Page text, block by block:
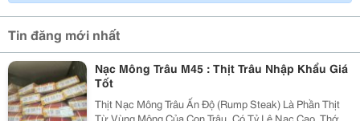
Tin đăng mới nhất
Nạc Mông Trâu M45 : Thịt Trâu Nhập Khẩu Giá
Tốt
Thịt Nạc Mông Trâu Ấn Độ (Rump Steak) Là Phần Thịt
Từ Vùng Mông Của Con Trâu, Có Tỷ Lệ Nạc Cao, Thớ